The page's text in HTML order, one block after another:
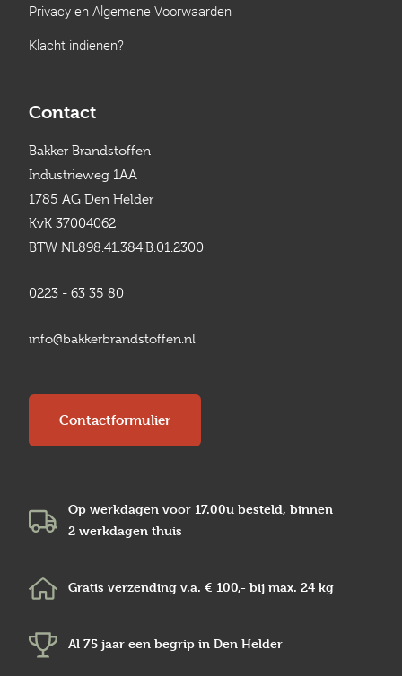
Privacy en Algemene Voorwaarden
Klacht indienen?
Contact
Bakker Brandstoffen
Industrieweg 1AA
1785 AG Den Helder
KvK 37004062
BTW NL898.41.384.B.01.2300
0223 - 63 35 80
info@bakkerbrandstoffen.nl
Contactformulier
Op werkdagen voor 17.00u besteld, binnen
2 werkdagen thuis
Gratis verzending v.a. € 100,- bij max. 24 kg
Al 75 jaar een begrip in Den Helder